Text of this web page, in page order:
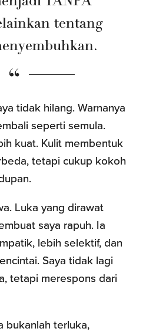
tentang
tidak hilang. Warnanya
seperti semula.
kuat. Kulit membentuk
tetapi cukup kokoh
Luka yang dirawat
saya rapuh. Ia
lebih selektif, dan
Saya tidak lagi
tetapi merespons dari
bukanlah terluka,